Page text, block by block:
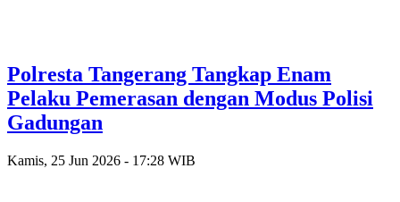
Polresta Tangerang Tangkap Enam
Pelaku Pemerasan dengan Modus Polisi
Gadungan
Kamis, 25 Jun 2026 - 17:28 WIB